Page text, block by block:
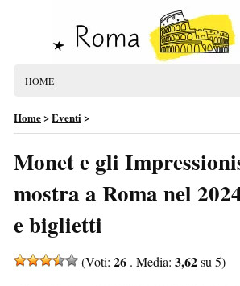
HOME
Home>Eventi>
Monet e gli
mostra a Roma nel
e biglietti
(Voti: 26 . Media: 3,62su 5)